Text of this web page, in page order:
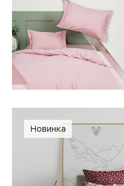
Новинка